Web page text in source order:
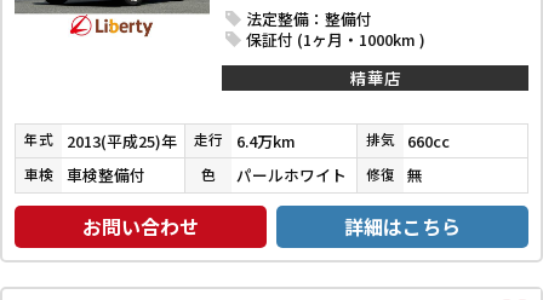
法定整備：整備付
保証付 (1ヶ月・1000km )
精華店
年式 2013(平成25)年 走行 6.4万km 排気 660cc
車検 車検整備付 色 パールホワイト 修復 無
お問い合わせ 詳細はこちら